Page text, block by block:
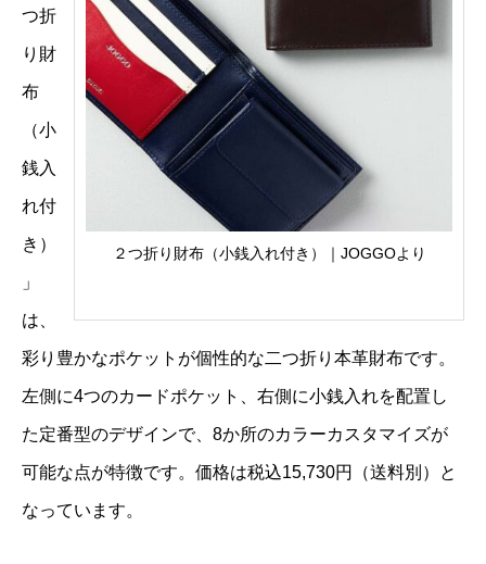
２つ折り財布（小銭入れ付き）｜JOGGOより
つ折
り財
布
（小
銭入
れ付
き）
」
は、
彩り豊かなポケットが個性的な二つ折り本革財布です。
左側に4つのカードポケット、右側に小銭入れを配置し
た定番型のデザインで、8か所のカラーカスタマイズが
可能な点が特徴です。価格は税込15,730円（送料別）と
なっています。